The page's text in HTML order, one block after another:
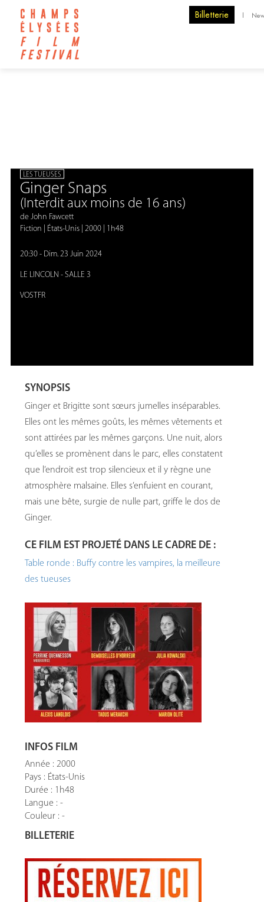
Billetterie
LES TUEUSES
Ginger Snaps
(Interdit aux moins de 16 ans)
de John Fawcett
Fiction
États-Unis |2000 1h48
20:30 - Dim. 23 Juin 2024
LE LINCOLN -SALLE 3
VOSTFR
SYNOPSIS
Ginger et Brigitte sont sœurs jumelles inséparables.
Elles ont les mêmes goûts, les mêmes vêtements et
sont attirées par les mêmes garçons. Une nuit, alors
qu’elles se promènent dans le parc, elles constatent
que l’endroit est trop silencieux et il y règne une
atmosphère malsaine. Elles s’enfuient en courant,
mais une bête, surgie de nulle part, griffe le dos de
Ginger.
CE FILM EST PROJETÉ DANS LE CADRE DE :
Table ronde : Buffy contre les vampires, la meilleure
des tueuses
INFOS FILM
Année : 2000
Pays : États-Unis
Durée : 1h48
Langue : -
Couleur : -
BILLETERIE